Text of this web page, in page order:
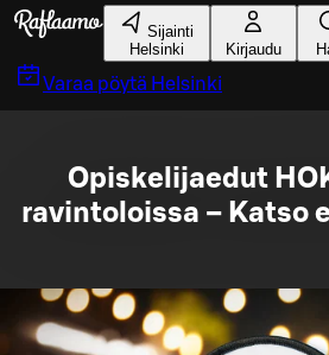
Siirry pääsisältöön
Sijainti
Helsinki
Kirjaudu
Varaa pöytä Helsinki
Opiskelijaedut
ravintoloissa – Katso